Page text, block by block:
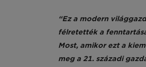
“Ez a modern
félretették a
Most, amikor ezt a
meg a 21. századi